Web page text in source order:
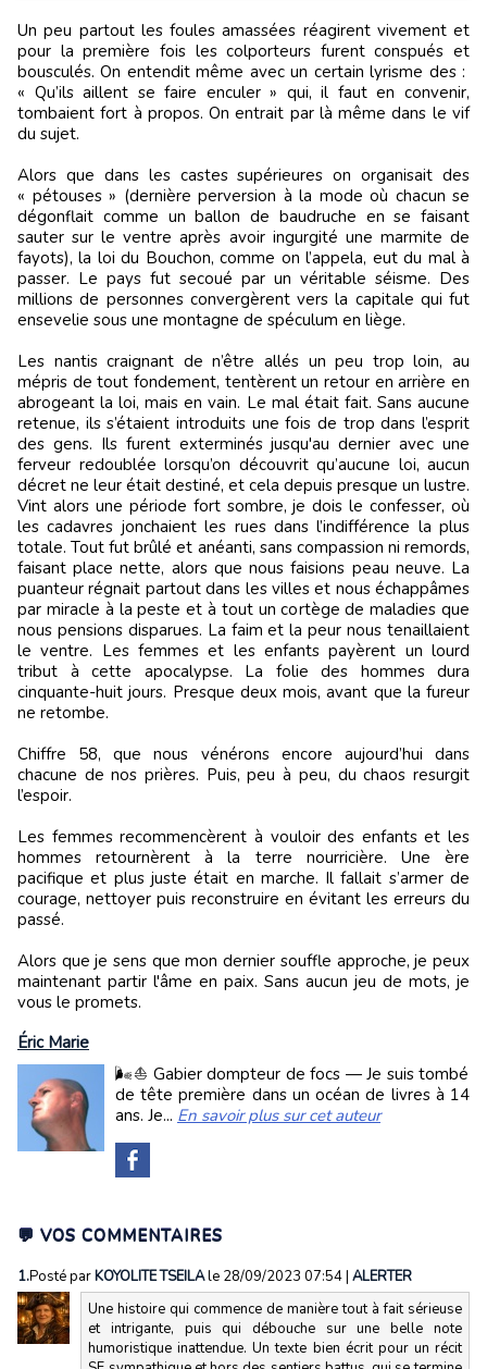
Un peu partout les foules amassées réagirent vivement et
pour la première fois les colporteurs furent conspués et
bousculés. On entendit même avec un certain lyrisme des :
« Qu’ils aillent se faire enculer » qui, il faut en convenir,
tombaient fort à propos. On entrait par là même dans le vif
du sujet.
Alors que dans les castes supérieures on organisait des
« pétouses » (dernière perversion à la mode où chacun se
dégonflait comme un ballon de baudruche en se faisant
sauter sur le ventre après avoir ingurgité une marmite de
fayots), la loi du Bouchon, comme on l’appela, eut du mal à
passer. Le pays fut secoué par un véritable séisme. Des
millions de personnes convergèrent vers la capitale qui fut
ensevelie sous une montagne de spéculum en liège.
Les nantis craignant de n’être allés un peu trop loin, au
mépris de tout fondement, tentèrent un retour en arrière en
abrogeant la loi, mais en vain. Le mal était fait. Sans aucune
retenue, ils s’étaient introduits une fois de trop dans l’esprit
des gens. Ils furent exterminés jusqu'au dernier avec une
ferveur redoublée lorsqu’on découvrit qu’aucune loi, aucun
décret ne leur était destiné, et cela depuis presque un lustre.
Vint alors une période fort sombre, je dois le confesser, où
les cadavres jonchaient les rues dans l’indifférence la plus
totale. Tout fut brûlé et anéanti, sans compassion ni remords,
faisant place nette, alors que nous faisions peau neuve. La
puanteur régnait partout dans les villes et nous échappâmes
par miracle à la peste et à tout un cortège de maladies que
nous pensions disparues. La faim et la peur nous tenaillaient
le ventre. Les femmes et les enfants payèrent un lourd
tribut à cette apocalypse. La folie des hommes dura
cinquante-huit jours. Presque deux mois, avant que la fureur
ne retombe.
Chiffre 58, que nous vénérons encore aujourd’hui dans
chacune de nos prières. Puis, peu à peu, du chaos resurgit
l’espoir.
Les femmes recommencèrent à vouloir des enfants et les
hommes retournèrent à la terre nourricière. Une ère
pacifique et plus juste était en marche. Il fallait s’armer de
courage, nettoyer puis reconstruire en évitant les erreurs du
passé.
Alors que je sens que mon dernier souffle approche, je peux
maintenant partir l'âme en paix. Sans aucun jeu de mots, je
vous le promets.
Éric Marie
🌬️⛵ Gabier dompteur de focs — Je suis tombé
de tête première dans un océan de livres à 14
ans. Je... En savoir plus sur cet auteur
💬 VOS COMMENTAIRES
1.Posté parKOYOLITE TSEILAle 28/09/2023 07:54| ALERTER
Une histoire qui commence de manière tout à fait sérieuse
et intrigante, puis qui débouche sur une belle note
humoristique inattendue. Un texte bien écrit pour un récit